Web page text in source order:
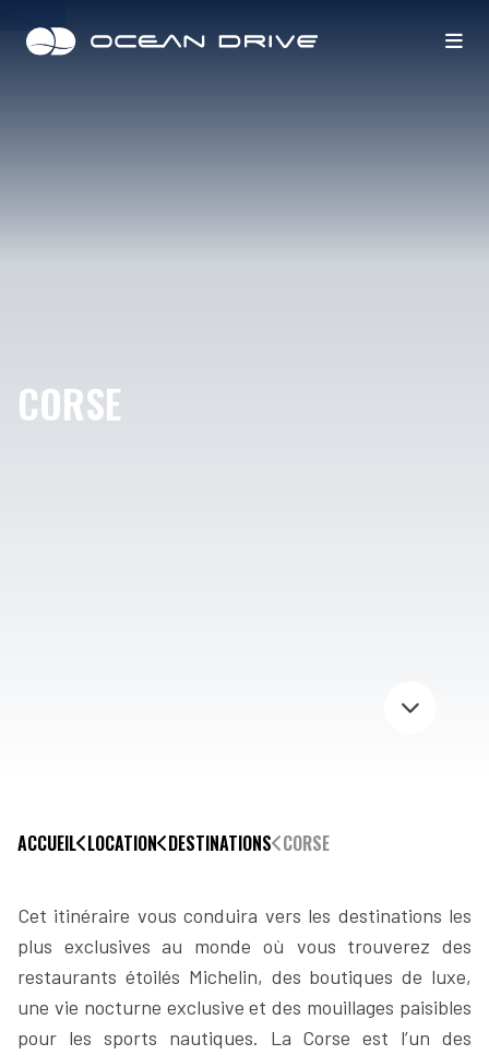
CORSE
ACCUEIL LOCATION DESTINATIONS CORSE
Cet itinéraire vous conduira vers les destinations les
plus exclusives au monde où vous trouverez des
restaurants étoilés Michelin, des boutiques de luxe,
une vie nocturne exclusive et des mouillages paisibles
pour les sports nautiques. La Corse est l’un des